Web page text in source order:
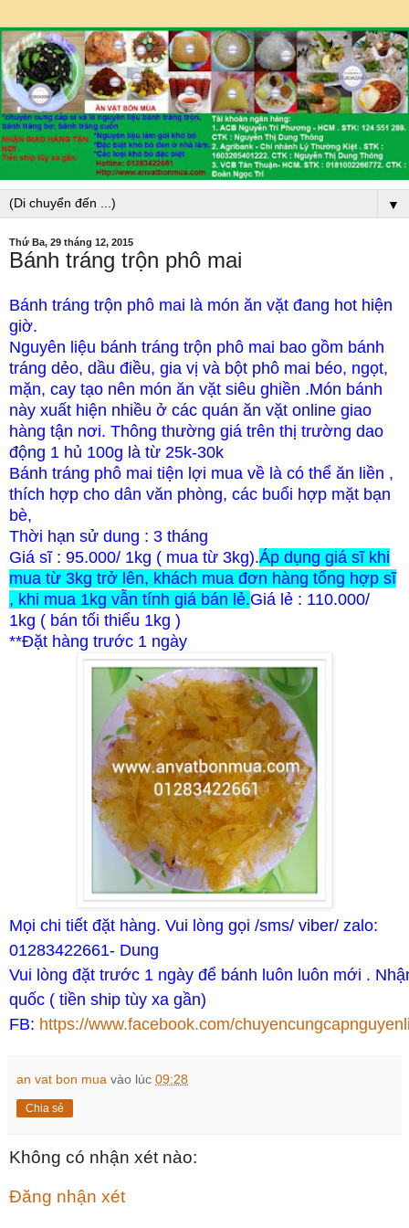
▼
Thứ Ba, 29 tháng 12, 2015
Bánh tráng trộn phô mai
Bánh tráng trộn phô mai là món ăn vặt đang hot hiện
giờ.
Nguyên liệu bánh tráng trộn phô mai bao gồm bánh
tráng dẻo, dầu điều, gia vị và bột phô mai béo, ngọt,
mặn, cay tạo nên món ăn vặt siêu ghiền .Món bánh
này xuất hiện nhiều ở các quán ăn vặt online giao
hàng tận nơi. Thông thường giá trên thị trường dao
động 1 hủ 100g là từ 25k-30k
Bánh tráng phô mai tiện lợi mua về là có thể ăn liền ,
thích hợp cho dân văn phòng, các buổi hợp mặt bạn
bè,
Thời hạn sử dung : 3 tháng
Giá sĩ : 95.000/ 1kg ( mua từ 3kg).Áp dụng giá sĩ khi
mua từ 3kg trở lên, khách mua đơn hàng tổng hợp sĩ
, khi mua 1kg vẫn tính giá bán lẻ.Giá lẻ : 110.000/
1kg ( bán tối thiểu 1kg )
**Đặt hàng trước 1 ngày
Mọi chi tiết đặt hàng. Vui lòng gọi /sms/ viber/ zalo:
01283422661- Dung
Vui lòng đặt trước 1 ngày để bánh luôn luôn mới .
quốc ( tiền ship tùy xa gần)
FB: https://www.facebook.com/
an vat bon mua vào lúc 09:28
Chia sẻ
Không có nhận xét nào:
Đăng nhận xét